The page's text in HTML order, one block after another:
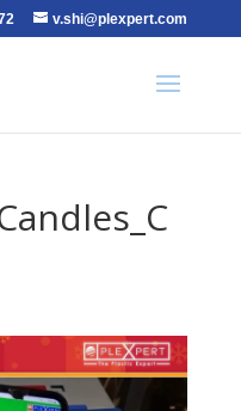
v.shi@plexpert.com